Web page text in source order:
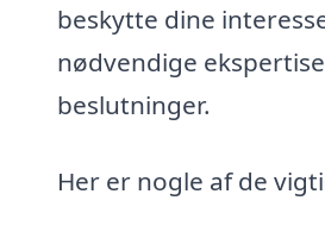
beskytte dine
nødvendige
beslutninger.
Her er nogle af de